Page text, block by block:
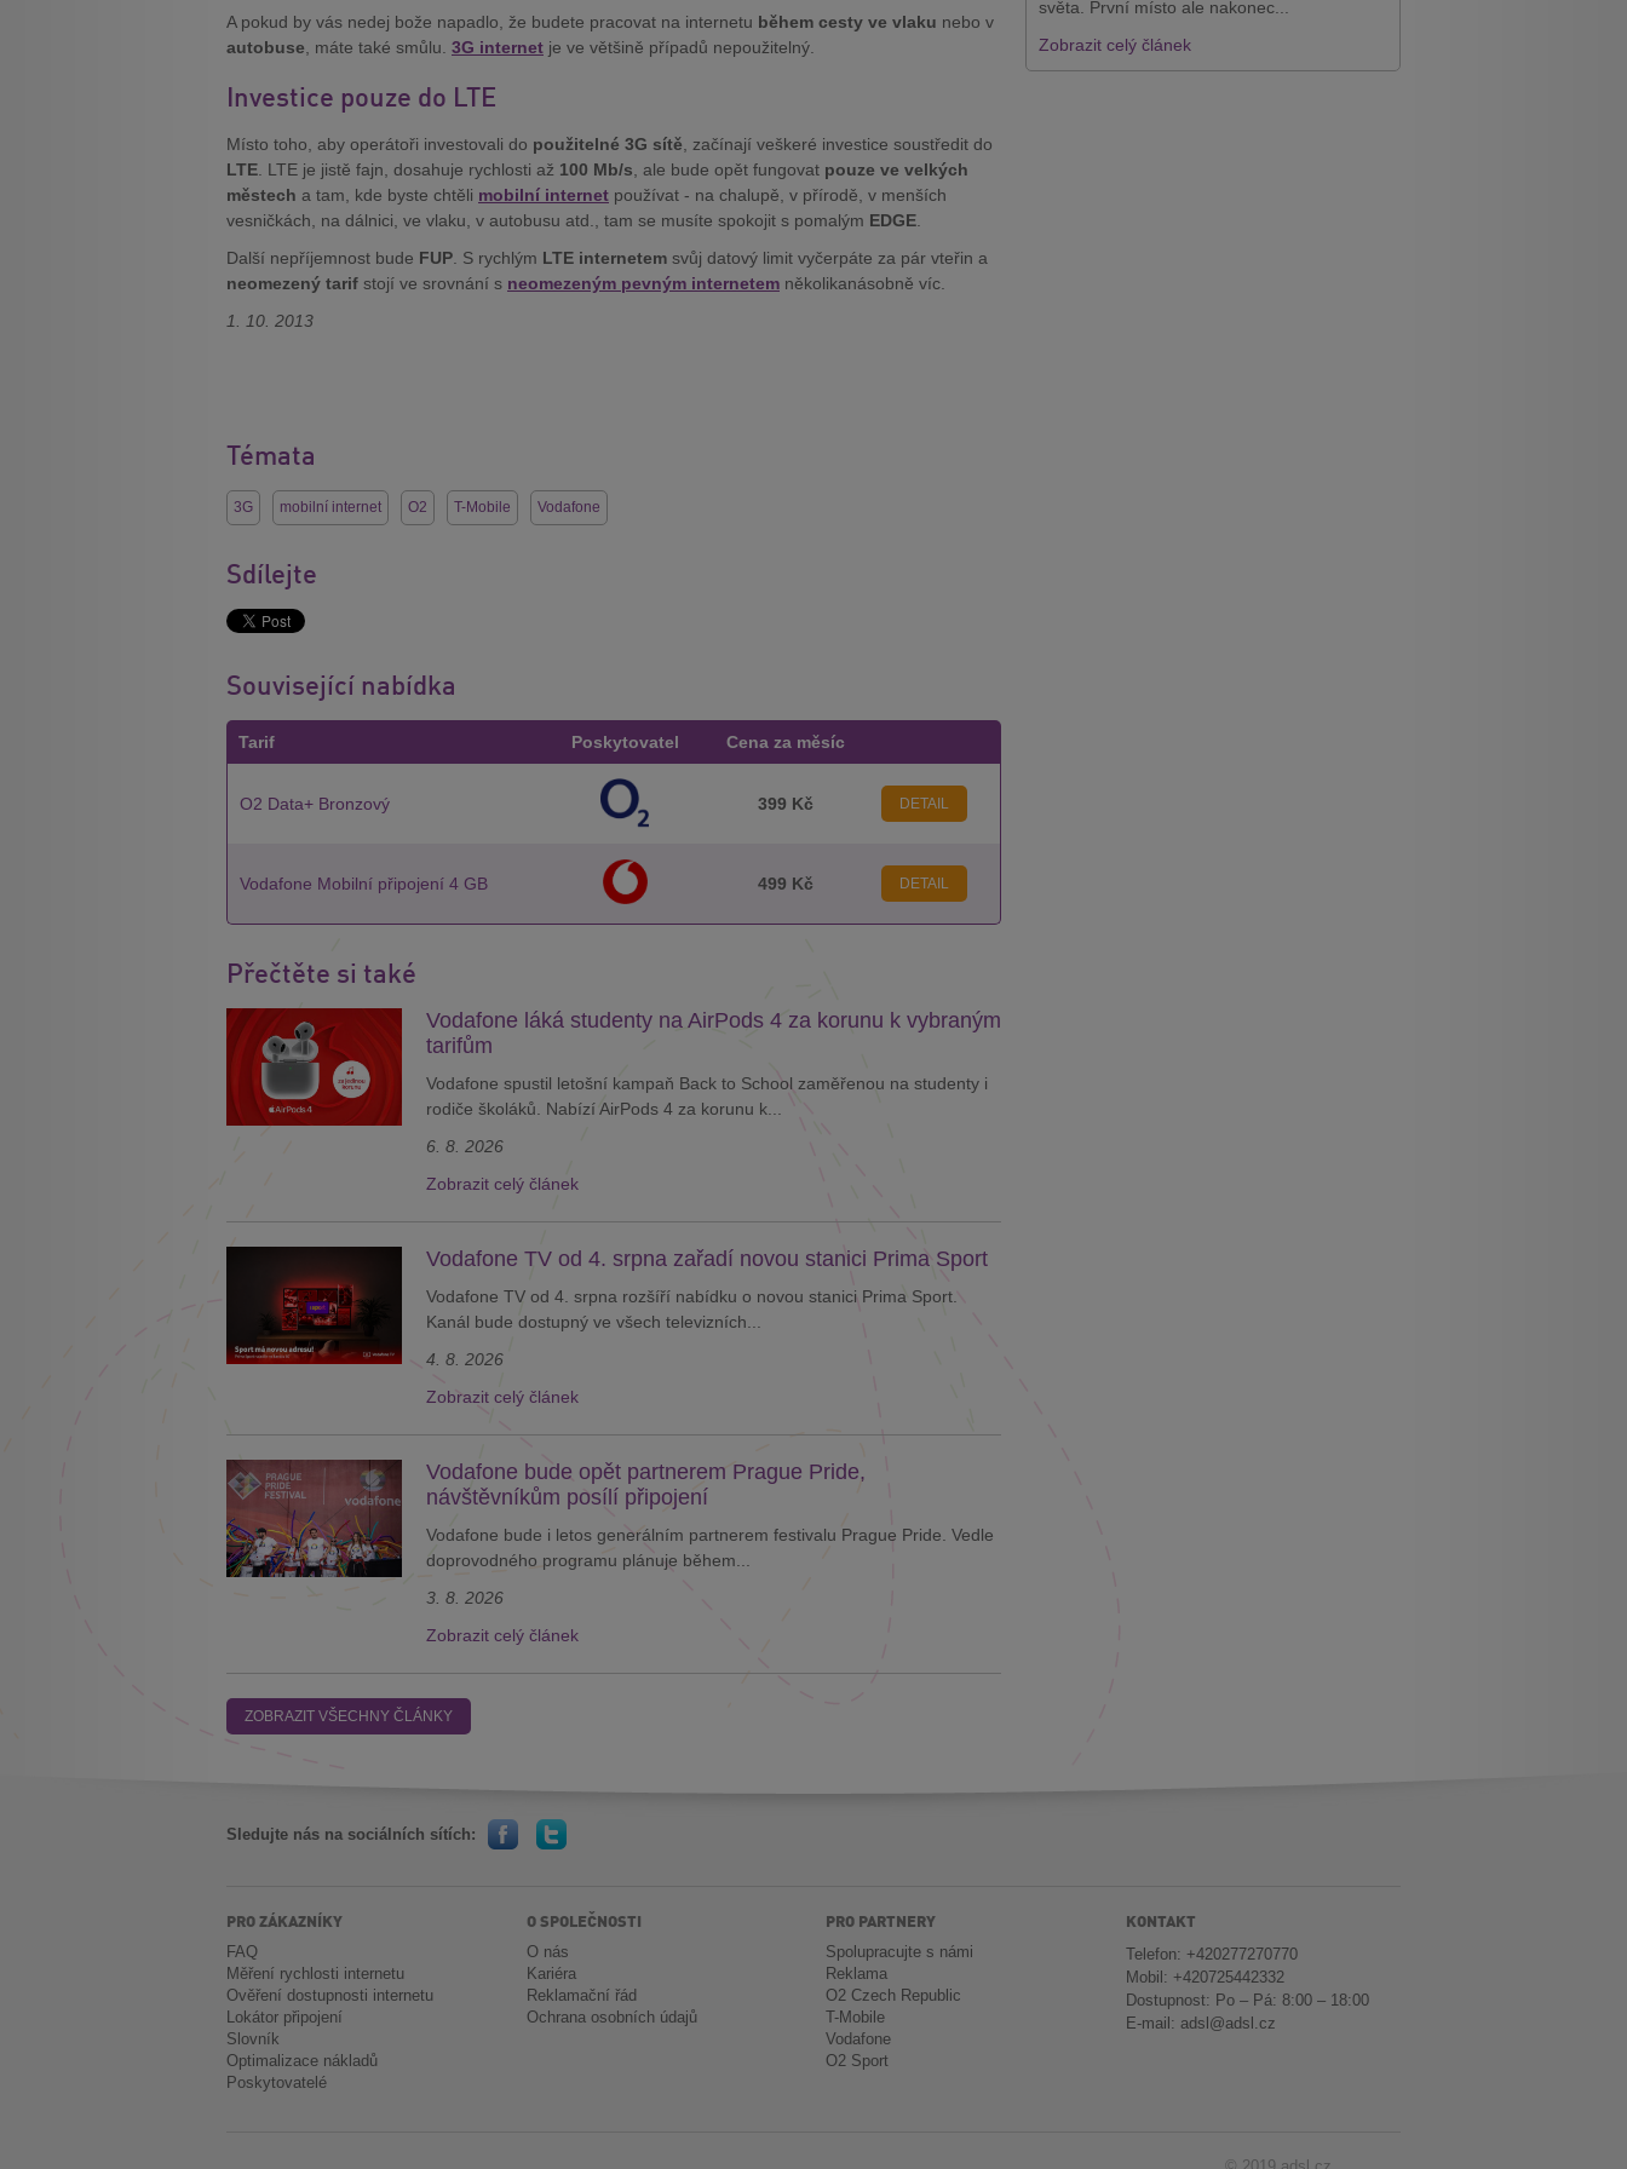
A pokud by vás nedej bože napadlo, že budete pracovat na internetu během cesty ve vlaku nebo v
autobuse, máte také smůlu. 3G internet je ve většině případů nepoužitelný.
Investice pouze do LTE
Místo toho, aby operátoři investovali do použitelné 3G sítě, začínají veškeré investice soustředit do
LTE. LTE je jistě fajn, dosahuje rychlosti až 100 Mb/s, ale bude opět fungovat pouze ve velkých
městech a tam, kde byste chtěli mobilní internet používat - na chalupě, v přírodě, v menších
vesničkách, na dálnici, ve vlaku, v autobusu atd., tam se musíte spokojit s pomalým EDGE.
Další nepříjemnost bude FUP. S rychlým LTE internetem svůj datový limit vyčerpáte za pár vteřin a
neomezený tarif stojí ve srovnání s neomezeným pevným internetem několikanásobně víc.
1. 10. 2013
Témata
3G mobilní internet O2 T-Mobile Vodafone
Sdílejte
Související nabídka
Tarif Poskytovatel Cena za měsíc
O2 Data+ Bronzový 399 Kč DETAIL
Vodafone Mobilní připojení 4 GB 499 Kč DETAIL
Přečtěte si také
Vodafone láká studenty na AirPods 4 za korunu k vybraným
tarifům
Vodafone spustil letošní kampaň Back to School zaměřenou na studenty i
rodiče školáků. Nabízí AirPods 4 za korunu k...
6. 8. 2026
Zobrazit celý článek
Vodafone TV od 4. srpna zařadí novou stanici Prima Sport
Vodafone TV od 4. srpna rozšíří nabídku o novou stanici Prima Sport.
Kanál bude dostupný ve všech televizních...
4. 8. 2026
Zobrazit celý článek
Vodafone bude opět partnerem Prague Pride,
návštěvníkům posílí připojení
Vodafone bude i letos generálním partnerem festivalu Prague Pride. Vedle
doprovodného programu plánuje během...
3. 8. 2026
Zobrazit celý článek
ZOBRAZIT VŠECHNY ČLÁNKY
světa. První místo ale nakonec...
Zobrazit celý článek
Sledujte nás na sociálních sítích:
PRO ZÁKAZNÍKY
FAQ
Měření rychlosti internetu
Ověření dostupnosti internetu
Lokátor připojení
Slovník
Optimalizace nákladů
Poskytovatelé
O SPOLEČNOSTI
O nás
Kariéra
Reklamační řád
Ochrana osobních údajů
PRO PARTNERY
Spolupracujte s námi
Reklama
O2 Czech Republic
T-Mobile
Vodafone
O2 Sport
KONTAKT
Telefon: +420277270770
Mobil: +420725442332
Dostupnost: Po – Pá: 8:00 – 18:00
E-mail: adsl@adsl.cz